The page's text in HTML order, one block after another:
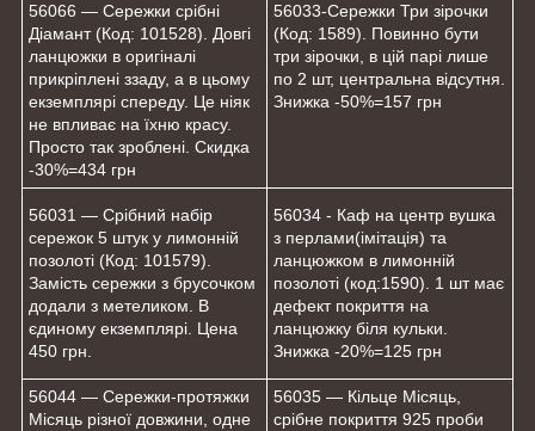
56066 — Сережки срібні
Діамант (Код: 101528). Довгі
ланцюжки в оригіналі
прикріплені ззаду, а в цьому
екземплярі спереду. Це ніяк
не впливає на їхню красу.
Просто так зроблені. Скидка
-30%=434 грн
56033-Сережки Три зірочки
(Код: 1589). Повинно бути
три зірочки, в цій парі лише
по 2 шт, центральна відсутня.
Знижка -50%=157 грн
56031 — Срібний набір
сережок 5 штук у лимонній
позолоті (Код: 101579).
Замість сережки з брусочком
додали з метеликом. В
єдиному екземплярі. Цена
450 грн.
56034 - Каф на центр вушка
з перлами(імітація) та
ланцюжком в лимонній
позолоті (код:1590). 1 шт має
дефект покриття на
ланцюжку біля кульки.
Знижка -20%=125 грн
56044 — Сережки-протяжки
Місяць різної довжини, одне
56035 — Кільце Місяць,
срібне покриття 925 проби